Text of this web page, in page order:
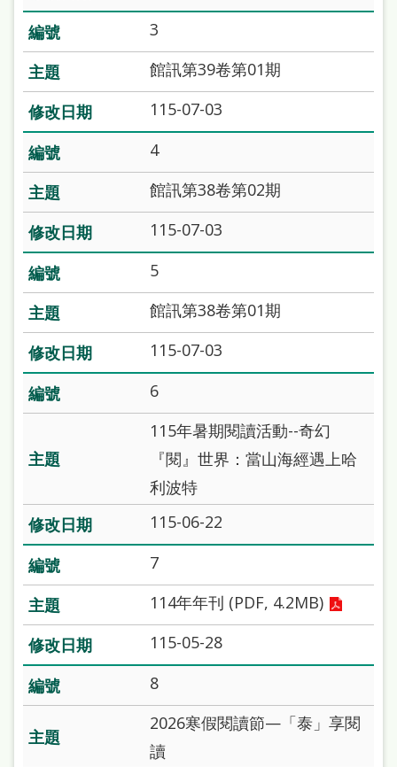
讀
網
兒
童
版
常
見
問
答
雙
語
詞
彙
台
通
陳
情
系
統
English
日
本
3
館訊第39卷第01期
115-07-03
4
館訊第38卷第02期
115-07-03
5
館訊第38卷第01期
115-07-03
6
115年暑期閱讀活動--奇幻
『閱』世界：當山海經遇上哈
利波特
115-06-22
7
114年年刊 (PDF, 4.2MB)
115-05-28
8
2026寒假閱讀節—「泰」享閱
讀